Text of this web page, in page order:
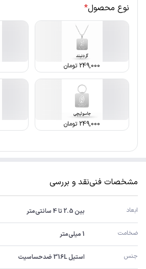
نوع محصول*
249,000 تومان
249,000 تومان
مشخصات فنینقد و بررسی
ابعاد بین 2.5 تا 4 سانتی‌متر
ضخامت 1 میلی‌متر
جنس استیل 316L ضدحساسیت